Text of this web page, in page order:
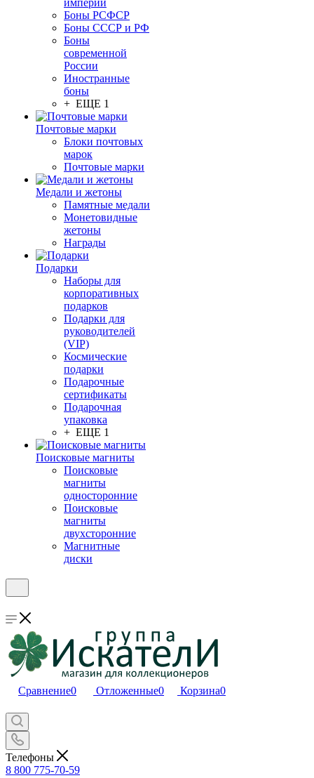
империи
Боны РСФСР
Боны СССР и РФ
Боны
современной
России
Иностранные
боны
+ ЕЩЕ 1
Почтовые марки
Блоки почтовых
марок
Почтовые марки
Медали и жетоны
Памятные медали
Монетовидные
жетоны
Награды
Подарки
Наборы для
корпоративных
подарков
Подарки для
руководителей
(VIP)
Космические
подарки
Подарочные
сертификаты
Подарочная
упаковка
+ ЕЩЕ 1
Поисковые магниты
Поисковые
магниты
односторонние
Поисковые
магниты
двухсторонние
Магнитные
диски
Сравнение0 Отложенные0 Корзина0
Телефоны
8 800 775-70-59